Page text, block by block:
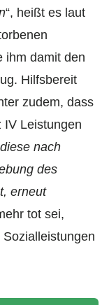
“, heißt es laut
ihm damit den
Hilfsbereit
zudem, dass
IV Leistungen
nach
des
erneut
tot sei,